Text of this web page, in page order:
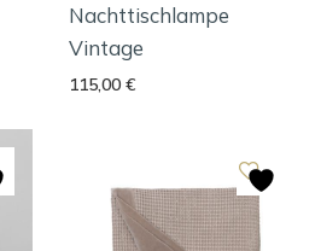
Nachttischlampe
Vintage
115,00 €